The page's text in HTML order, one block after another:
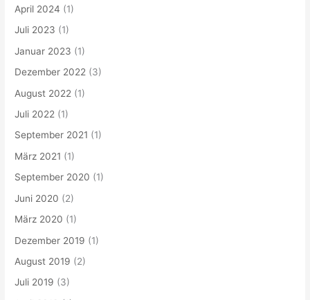
April 2024 (1)
Juli 2023 (1)
Januar 2023 (1)
Dezember 2022 (3)
August 2022 (1)
Juli 2022 (1)
September 2021 (1)
März 2021 (1)
September 2020 (1)
Juni 2020 (2)
März 2020 (1)
Dezember 2019 (1)
August 2019 (2)
Juli 2019 (3)